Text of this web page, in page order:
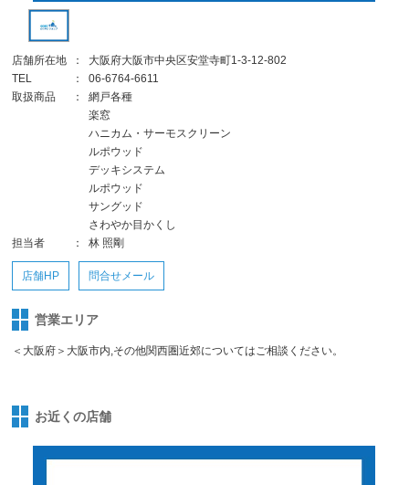
店舗所在地 ：
大阪府大阪市中央区安堂寺町1-3-12-802
TEL
：
06-6764-6611
取扱商品
：
網戸各種
楽窓
ハニカム・サーモスクリーン
ルポウッド
デッキシステム
ルポウッド
サングッド
さわやか目かくし
担当者
： 林 照剛
店舗HP 問合せメール
営業エリア
＜大阪府＞大阪市内,その他関西圏近郊についてはご相談ください。
お近くの店舗